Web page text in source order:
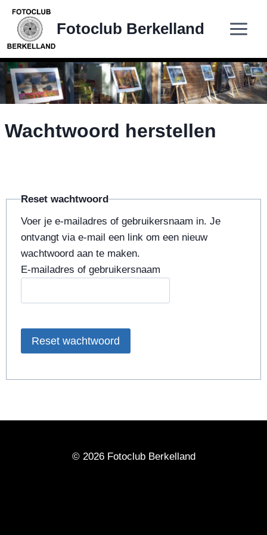
Doorgaan
naar
inhoud
Fotoclub Berkelland
Wachtwoord herstellen
Reset wachtwoord
Voer je e-mailadres of gebruikersnaam in. Je
ontvangt via e-mail een link om een nieuw
wachtwoord aan te maken.
E-mailadres of gebruikersnaam
Reset wachtwoord
© 2026 Fotoclub Berkelland